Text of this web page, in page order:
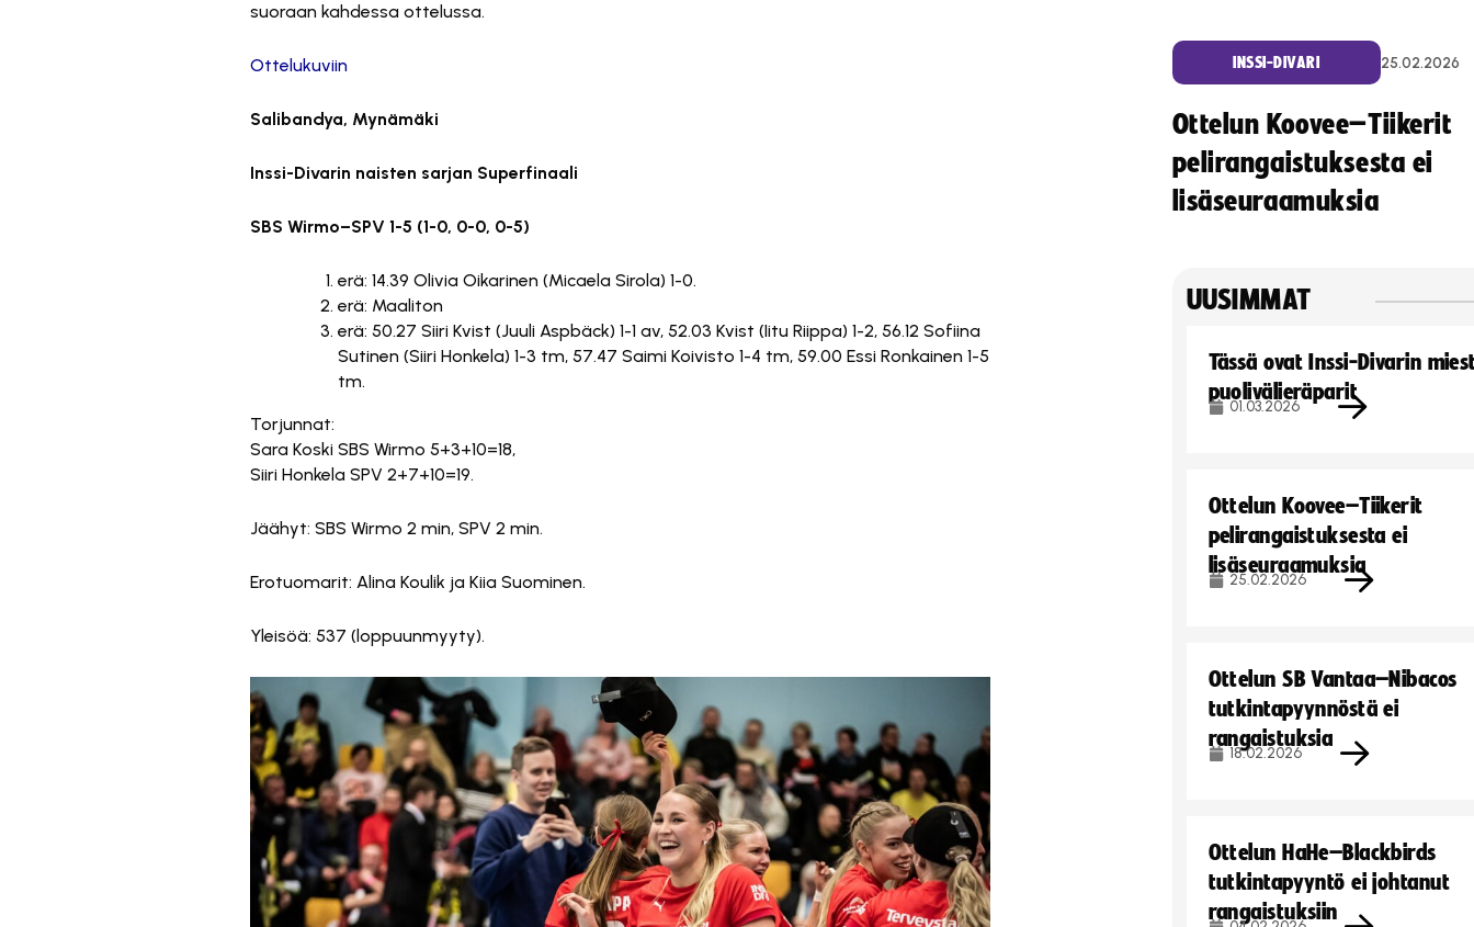
suoraan kahdessa ottelussa.
Ottelukuviin
Salibandya, Mynämäki
Inssi-Divarin naisten sarjan Superfinaali
SBS Wirmo–SPV 1-5 (1-0, 0-0, 0-5)
erä: 14.39 Olivia Oikarinen (Micaela Sirola) 1-0.
erä: Maaliton
erä: 50.27 Siiri Kvist (Juuli Aspbäck) 1-1 av, 52.03 Kvist (Iitu Riippa) 1-2, 56.12 Sofiina
Sutinen (Siiri Honkela) 1-3 tm, 57.47 Saimi Koivisto 1-4 tm, 59.00 Essi Ronkainen 1-5
tm.
Torjunnat:
Sara Koski SBS Wirmo 5+3+10=18,
Siiri Honkela SPV 2+7+10=19.
Jäähyt: SBS Wirmo 2 min, SPV 2 min.
Erotuomarit: Alina Koulik ja Kiia Suominen.
Yleisöä: 537 (loppuunmyyty).
INSSI-DIVARI 25.02.2026
Ottelun Koovee–Tiikerit
pelirangaistuksesta ei
lisäseuraamuksia
UUSIMMAT
Tässä ovat Inssi-Divarin
puolivälieräparit
01.03.2026
Ottelun Koovee–Tiikerit
pelirangaistuksesta ei
lisäseuraamuksia
25.02.2026
Ottelun SB Vantaa–Nibacos
tutkintapyynnöstä ei
rangaistuksia
18.02.2026
Ottelun HaHe–Blackbirds
tutkintapyyntö ei johtanut
rangaistuksiin